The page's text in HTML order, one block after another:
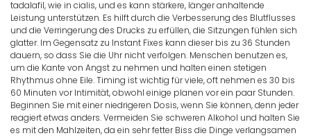
tadalafil, wie in cialis, und es kann stärkere, länger anhaltende
Leistung unterstützen. Es hilft durch die Verbesserung des Blutflusses
und die Verringerung des Drucks zu erfüllen, die Sitzungen fühlen sich
glatter. Im Gegensatz zu Instant Fixes kann dieser bis zu 36 Stunden
dauern, so dass Sie die Uhr nicht verfolgen. Menschen benutzen es,
um die Kante von Angst zu nehmen und halten einen stetigen
Rhythmus ohne Eile. Timing ist wichtig für viele, oft nehmen es 30 bis
60 Minuten vor Intimität, obwohl einige planen vor ein paar Stunden.
Beginnen Sie mit einer niedrigeren Dosis, wenn Sie können, denn jeder
reagiert etwas anders. Vermeiden Sie schweren Alkohol und halten Sie
es mit den Mahlzeiten, da ein sehr fetter Biss die Dinge verlangsamen